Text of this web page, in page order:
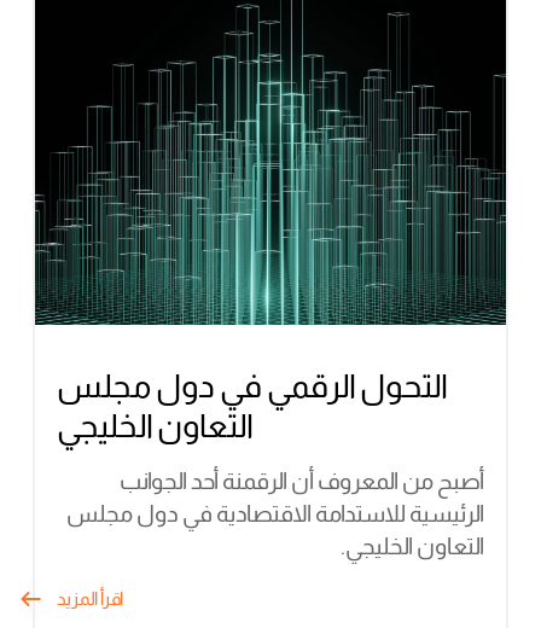
التحول الرقمي في دول مجلس
التعاون الخليجي
أصبح من المعروف أن الرقمنة أحد الجوانب
الرئيسية للاستدامة الاقتصادية في دول مجلس
التعاون الخليجي.
اقرأ المزيد